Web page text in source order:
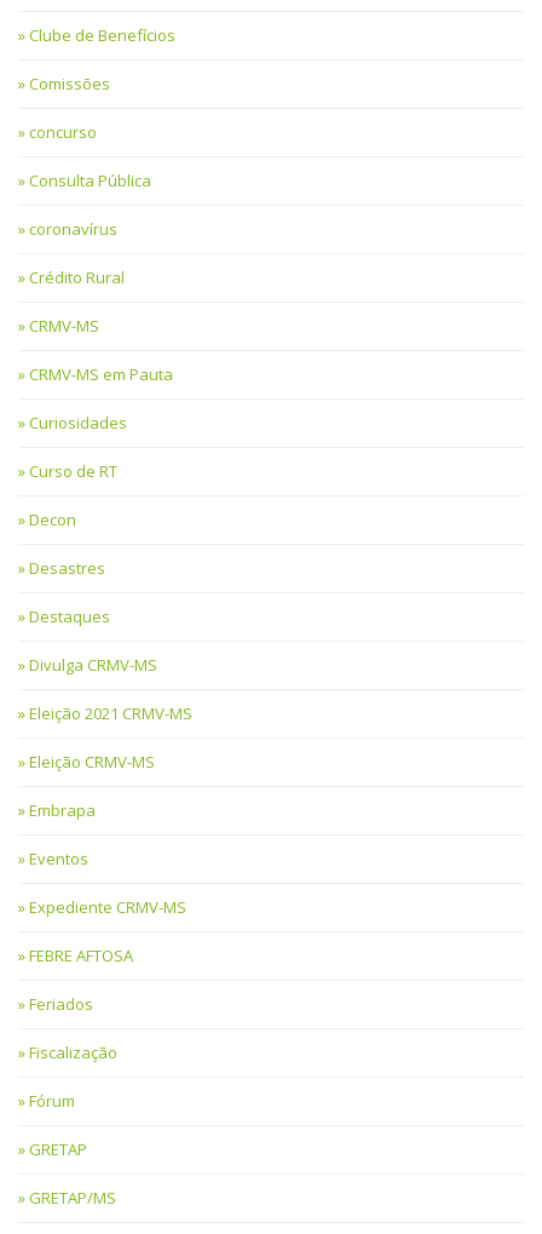
Clube de Benefícios
Comissões
concurso
Consulta Pública
coronavírus
Crédito Rural
CRMV-MS
CRMV-MS em Pauta
Curiosidades
Curso de RT
Decon
Desastres
Destaques
Divulga CRMV-MS
Eleição 2021 CRMV-MS
Eleição CRMV-MS
Embrapa
Eventos
Expediente CRMV-MS
FEBRE AFTOSA
Feriados
Fiscalização
Fórum
GRETAP
GRETAP/MS